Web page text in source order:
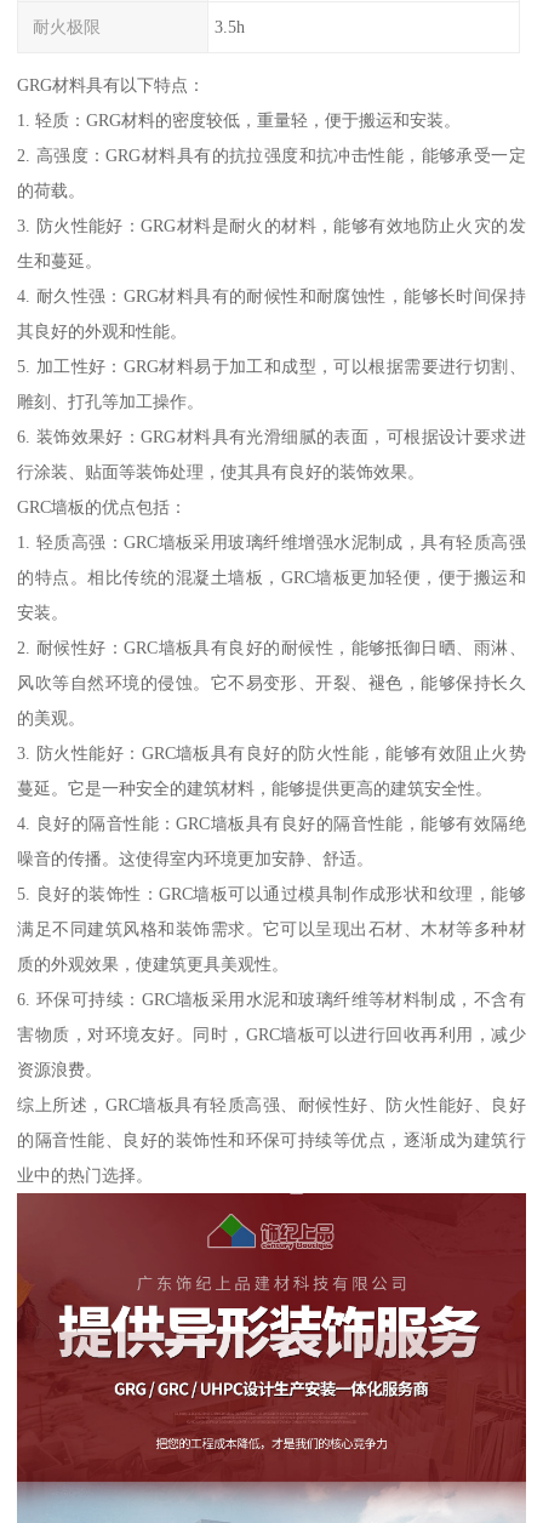
耐火极限 3.5h
GRG材料具有以下特点：
1. 轻质：GRG材料的密度较低，重量轻，便于搬运和安装。
2. 高强度：GRG材料具有的抗拉强度和抗冲击性能，能够承受一定
的荷载。
3. 防火性能好：GRG材料是耐火的材料，能够有效地防止火灾的发
生和蔓延。
4. 耐久性强：GRG材料具有的耐候性和耐腐蚀性，能够长时间保持
其良好的外观和性能。
5. 加工性好：GRG材料易于加工和成型，可以根据需要进行切割、
雕刻、打孔等加工操作。
6. 装饰效果好：GRG材料具有光滑细腻的表面，可根据设计要求进
行涂装、贴面等装饰处理，使其具有良好的装饰效果。
GRC墙板的优点包括：
1. 轻质高强：GRC墙板采用玻璃纤维增强水泥制成，具有轻质高强
的特点。相比传统的混凝土墙板，GRC墙板更加轻便，便于搬运和
安装。
2. 耐候性好：GRC墙板具有良好的耐候性，能够抵御日晒、雨淋、
风吹等自然环境的侵蚀。它不易变形、开裂、褪色，能够保持长久
的美观。
3. 防火性能好：GRC墙板具有良好的防火性能，能够有效阻止火势
蔓延。它是一种安全的建筑材料，能够提供更高的建筑安全性。
4. 良好的隔音性能：GRC墙板具有良好的隔音性能，能够有效隔绝
噪音的传播。这使得室内环境更加安静、舒适。
5. 良好的装饰性：GRC墙板可以通过模具制作成形状和纹理，能够
满足不同建筑风格和装饰需求。它可以呈现出石材、木材等多种材
质的外观效果，使建筑更具美观性。
6. 环保可持续：GRC墙板采用水泥和玻璃纤维等材料制成，不含有
害物质，对环境友好。同时，GRC墙板可以进行回收再利用，减少
资源浪费。
综上所述，GRC墙板具有轻质高强、耐候性好、防火性能好、良好
的隔音性能、良好的装饰性和环保可持续等优点，逐渐成为建筑行
业中的热门选择。